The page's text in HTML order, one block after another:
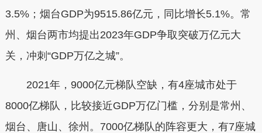
3.5%；烟台GDP为9515.86亿元，同比增长5.1%。常
州、烟台两市均提出2023年GDP争取突破万亿元大
关，冲刺“GDP万亿之城”。
2021年，9000亿元梯队空缺，有4座城市处于
8000亿梯队，比较接近GDP万亿门槛，分别是常州、
烟台、唐山、徐州。7000亿梯队的阵容更大，有7座城